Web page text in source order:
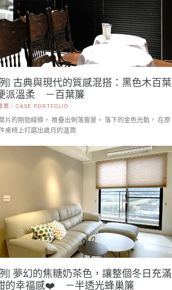
] 古典與現代的質感混搭：黑色木百葉
派溫柔 －百葉簾
薦｜CASE PORTFOLIO
片的剛勁線條， 推疊出俐落窗景。 落下的金色光軌， 在原
桌椅上打磨出歲月的溫潤
] 夢幻的焦糖奶茶色，讓整個冬日充滿
的幸福感❤️ －半透光蜂巢簾